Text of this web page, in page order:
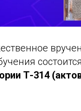
состоится
Т-314